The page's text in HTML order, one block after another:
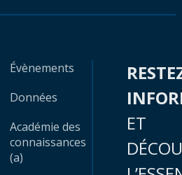
Évènements
Données
Académie des
connaissances
(a)
ET